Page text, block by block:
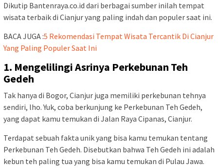
Dikutip Bantenraya.co.id dari berbagai sumber inilah tempat
wisata terbaik di Cianjur yang paling indah dan populer saat ini.
BACA JUGA :5 Rekomendasi Tempat Wisata Tercantik Di Cianjur
Yang Paling Populer Saat Ini
1. Mengelilingi Asrinya Perkebunan Teh
Gedeh
Tak hanya di Bogor, Cianjur juga memiliki perkebunan tehnya
sendiri, lho. Yuk, coba berkunjung ke Perkebunan Teh Gedeh,
yang dapat kamu temukan di Jalan Raya Cipanas, Cianjur.
Terdapat sebuah fakta unik yang bisa kamu temukan tentang
Perkebunan Teh Gedeh. Disebutkan bahwa Teh Gedeh ini adalah
kebun teh paling tua yang bisa kamu temukan di Pulau Jawa.